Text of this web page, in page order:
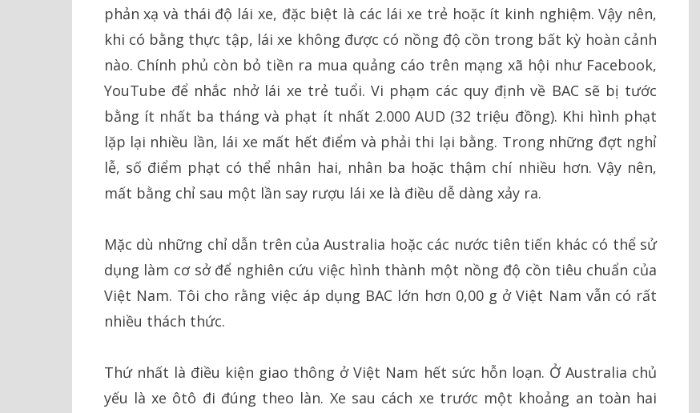
phản xạ và thái độ lái xe, đặc biệt là các lái xe trẻ hoặc ít kinh nghiệm. Vậy nên,
khi có bằng thực tập, lái xe không được có nồng độ cồn trong bất kỳ hoàn cảnh
nào. Chính phủ còn bỏ tiền ra mua quảng cáo trên mạng xã hội như Facebook,
YouTube để nhắc nhở lái xe trẻ tuổi. Vi phạm các quy định về BAC sẽ bị tước
bằng ít nhất ba tháng và phạt ít nhất 2.000 AUD (32 triệu đồng). Khi hình phạt
lặp lại nhiều lần, lái xe mất hết điểm và phải thi lại bằng. Trong những đợt nghỉ
lễ, số điểm phạt có thể nhân hai, nhân ba hoặc thậm chí nhiều hơn. Vậy nên,
mất bằng chỉ sau một lần say rượu lái xe là điều dễ dàng xảy ra.
Mặc dù những chỉ dẫn trên của Australia hoặc các nước tiên tiến khác có thể sử
dụng làm cơ sở để nghiên cứu việc hình thành một nồng độ cồn tiêu chuẩn của
Việt Nam. Tôi cho rằng việc áp dụng BAC lớn hơn 0,00 g ở Việt Nam vẫn có rất
nhiều thách thức.
Thứ nhất là điều kiện giao thông ở Việt Nam hết sức hỗn loạn. Ở Australia chủ
yếu là xe ôtô đi đúng theo làn. Xe sau cách xe trước một khoảng an toàn hai